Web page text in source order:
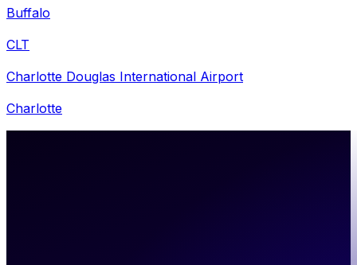
Buffalo
CLT
Charlotte Douglas International Airport
Charlotte